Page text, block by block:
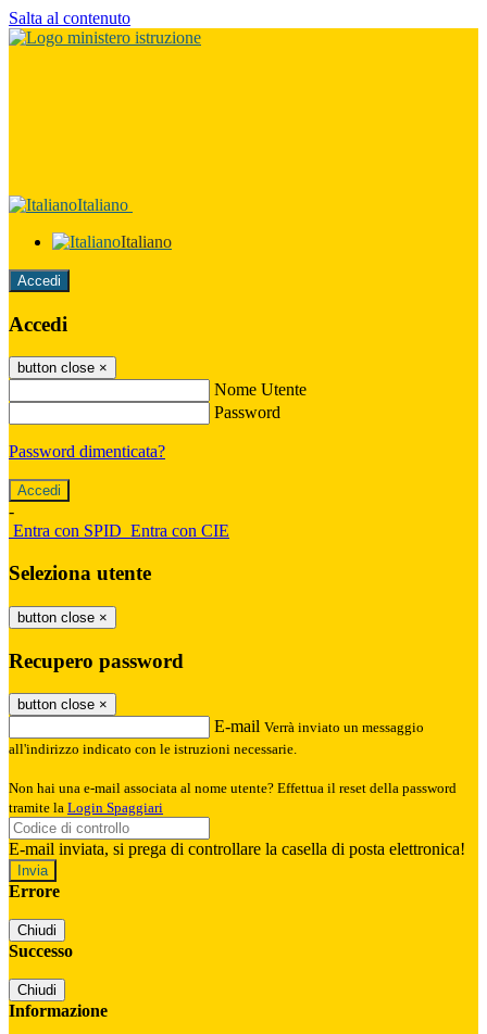
Salta al contenuto
Italiano
Italiano
Accedi
Accedi
button close ×
Nome Utente
Password
Password dimenticata?
-
Entra con SPID Entra con CIE
Seleziona utente
button close ×
Recupero password
button close ×
E-mail Verrà inviato un messaggio
all'indirizzo indicato con le istruzioni necessarie.
Non hai una e-mail associata al nome utente? Effettua il reset della password
tramite la Login Spaggiari
E-mail inviata, si prega di controllare la casella di posta elettronica!
Errore
Chiudi
Successo
Chiudi
Informazione